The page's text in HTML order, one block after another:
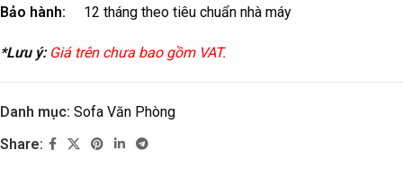
Bảo hành: 12 tháng theo tiêu chuẩn nhà máy
*Lưu ý: Giá trên chưa bao gồm VAT.
Danh mục: Sofa Văn Phòng
Share: